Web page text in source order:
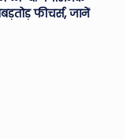
फीचर्स, जानें